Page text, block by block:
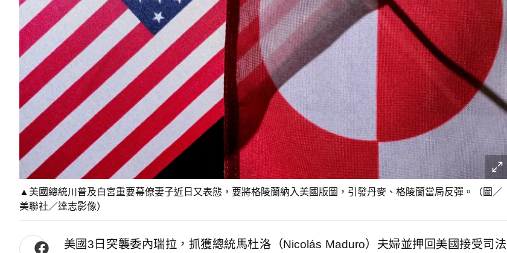
▲美國總統川普及白宮重要幕僚妻子近日又表態，要將格陵蘭納入美國版圖，引發丹麥、格陵蘭當局反彈。（圖／
美聯社／達志影像）
美國3日突襲委內瑞拉，抓獲總統馬杜洛（Nicolás Maduro）夫婦並押回美國接受司法